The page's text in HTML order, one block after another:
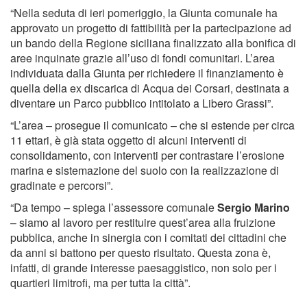
“Nella seduta di ieri pomeriggio, la Giunta comunale ha
approvato un progetto di fattibilità per la partecipazione ad
un bando della Regione siciliana finalizzato alla bonifica di
aree inquinate grazie all’uso di fondi comunitari. L’area
individuata dalla Giunta per richiedere il finanziamento è
quella della ex discarica di Acqua dei Corsari, destinata a
diventare un Parco pubblico intitolato a Libero Grassi”.
“L’area – prosegue il comunicato – che si estende per circa
11 ettari, è già stata oggetto di alcuni interventi di
consolidamento, con interventi per contrastare l’erosione
marina e sistemazione del suolo con la realizzazione di
gradinate e percorsi”.
“Da tempo – spiega l’assessore comunaleSergio Marino
– siamo al lavoro per restituire quest’area alla fruizione
pubblica, anche in sinergia con i comitati dei cittadini che
da anni si battono per questo risultato. Questa zona è,
infatti, di grande interesse paesaggistico, non solo per i
quartieri limitrofi, ma per tutta la città”.